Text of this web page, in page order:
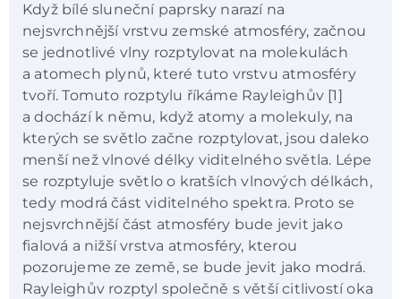
Když bílé sluneční paprsky narazí na
nejsvrchnější vrstvu zemské atmosféry, začnou
se jednotlivé vlny rozptylovat na molekulách
a atomech plynů, které tuto vrstvu atmosféry
tvoří. Tomuto rozptylu říkáme Rayleighův [1]
a dochází k němu, když atomy a molekuly, na
kterých se světlo začne rozptylovat, jsou daleko
menší než vlnové délky viditelného světla. Lépe
se rozptyluje světlo o kratších vlnových délkách,
tedy modrá část viditelného spektra. Proto se
nejsvrchnější část atmosféry bude jevit jako
fialová a nižší vrstva atmosféry, kterou
pozorujeme ze země, se bude jevit jako modrá.
Rayleighův rozptyl společně s větší citlivostí oka